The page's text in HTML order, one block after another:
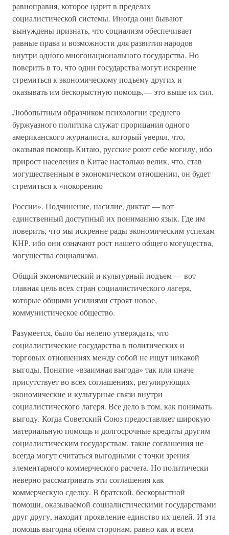
равноправия, которое царит в пределах
социалистической системы. Иногда они бывают
вынуждены признать, что социализм обеспечивает
равные права и возможности для развития народов
внутри одного многонационального государства. Но
поверить в то, что одни государства могут искренне
стремиться к экономическому подъему других и
оказывать им бескорыстную помощь,— это выше их сил.
Любопытным образчиком психологии среднего
буржуазного политика служат прорицания одного
американского журналиста, который уверял, что,
оказывая помощь Китаю, русские роют себе могилу, ибо
прирост населения в Китае настолько велик, что, став
могущественным в экономическом отношении, он будет
стремиться к «покорению
России». Подчинение, насилие, диктат — вот
единственный доступный их пониманию язык. Где им
поверить, что мы искренне рады экономическим успехам
КНР, ибо они означают рост нашего общего могущества,
могущества социализма.
Общий экономический и культурный подъем — вот
главная цель всех стран социалистического лагеря,
которые общими усилиями строят новое,
коммунистическое общество.
Разумеется, было бы нелепо утверждать, что
социалистические государства в политических и
торговых отношениях между собой не ищут никакой
выгоды. Понятие «взаимная выгода» так или иначе
присутствует во всех соглашениях, регулирующих
экономические и культурные связи внутри
социалистического лагеря. Все дело в том, как понимать
выгоду. Когда Советский Союз предоставляет широкую
материальную помощь и долгосрочные кредиты другим
социалистическим государствам, такие соглашения не
всегда могут считаться выгодными с точки зрения
элементарного коммерческого расчета. Но политически
неверно рассматривать эти соглашения как
коммерческую сделку. В братской, бескорыстной
помощи, оказываемой социалистическими государствами
друг другу, находит проявление единство их целей. И эта
помощь выгодна обеим сторонам, равно как и всем